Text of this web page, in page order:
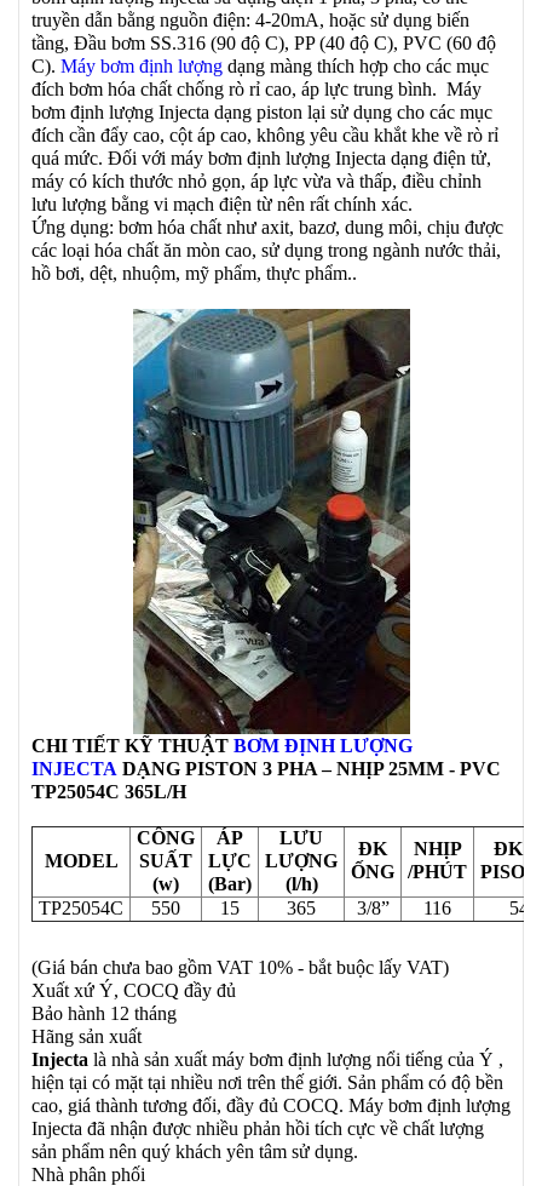
truyền dẫn bằng nguồn điện: 4-20mA, hoặc sử dụng biến
tầng, Đầu bơm SS.316 (90 độ C), PP (40 độ C), PVC (60 độ
C). Máy bơm định lượng dạng màng thích hợp cho các mục
đích bơm hóa chất chống rò rỉ cao, áp lực trung bình. Máy
bơm định lượng Injecta dạng piston lại sử dụng cho các mục
đích cần đẩy cao, cột áp cao, không yêu cầu khắt khe về rò rỉ
quá mức. Đối với máy bơm định lượng Injecta dạng điện tử,
máy có kích thước nhỏ gọn, áp lực vừa và thấp, điều chỉnh
lưu lượng bằng vi mạch điện từ nên rất chính xác.
Ứng dụng: bơm hóa chất như axit, bazơ, dung môi, chịu được
các loại hóa chất ăn mòn cao, sử dụng trong ngành nước thải,
hồ bơi, dệt, nhuộm, mỹ phẩm, thực phẩm..
CHI TIẾT KỸ THUẬT BƠM ĐỊNH LƯỢNG
INJECTA DẠNG PISTON 3 PHA – NHỊP 25MM - PVC
TP25054C 365L/H
MODEL
CÔNG
SUẤT
(w)
ÁP
LỰC
(Bar)
LƯU
LƯỢNG
(l/h)
ĐK
ỐNG
NHỊP
/PHÚT
ĐK
TP25054C
550 15 365 3/8” 116 54
(Giá bán chưa bao gồm VAT 10% - bắt buộc lấy VAT)
Xuất xứ Ý, COCQ đầy đủ
Bảo hành 12 tháng
Hãng sản xuất
Injecta là nhà sản xuất máy bơm định lượng nổi tiếng của Ý ,
hiện tại có mặt tại nhiều nơi trên thế giới. Sản phẩm có độ bền
cao, giá thành tương đối, đầy đủ COCQ. Máy bơm định lượng
Injecta đã nhận được nhiều phản hồi tích cực về chất lượng
sản phẩm nên quý khách yên tâm sử dụng.
Nhà phân phối